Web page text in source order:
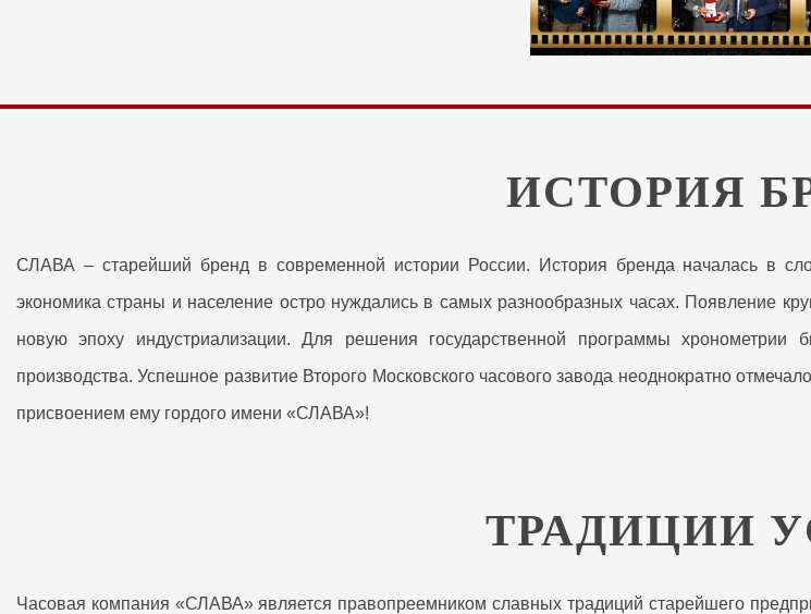
ИСТОРИЯ
СЛАВА – старейший бренд в современной истории России. История бренда началась в
экономика страны и население остро нуждались в самых разнообразных часах. Появление
новую эпоху индустриализации. Для решения государственной программы
производства. Успешное развитие Второго Московского часового завода неоднократно
присвоением ему гордого имени «СЛАВА»!
ТРАДИЦИИ
Часовая компания «СЛАВА» является правопреемником славных традиций старейшего